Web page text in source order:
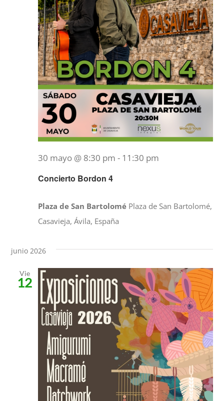
Concierto Bordon 4
30 mayo @ 8:30 pm - 11:30 pm
Plaza de San Bartolomé Plaza de San Bartolomé,
Casavieja, Ávila, España
junio 2026
Vie
12